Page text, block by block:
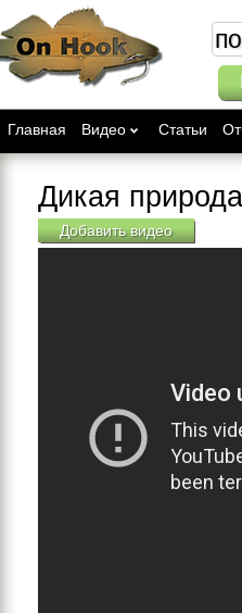
Главная Видео Статьи
Дикая
Добавить видео